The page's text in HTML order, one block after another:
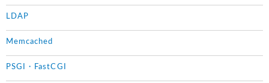
LDAP
Memcached
PSGI・FastCGI